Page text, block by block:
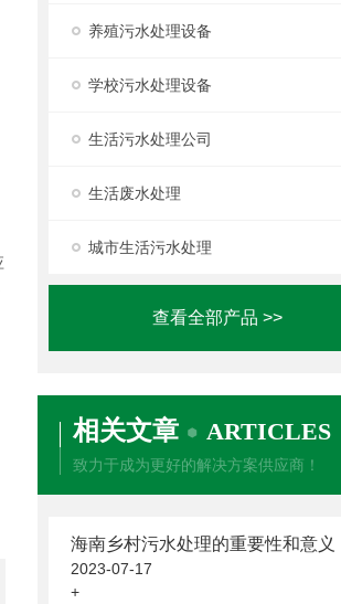
养殖污水处理设备
学校污水处理设备
生活污水处理公司
生活废水处理
城市生活污水处理
查看全部产品 >>
相关文章 ARTICLES
致力于成为更好的解决方案供应商！
海南乡村污水处理的重要性和意义
2023-07-17
+